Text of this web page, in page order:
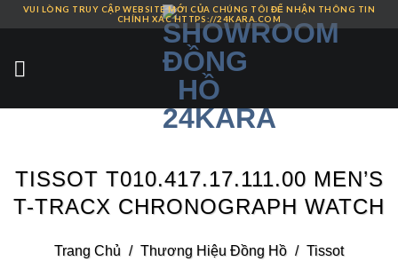
Skip
content
VUI LÒNG TRUY CẬP WEBSITE MỚI CỦA CHÚNG TÔI ĐỂ NHẬN THÔNG TIN
CHÍNH XÁC HTTPS://24KARA.COM
TISSOT T010.417.17.111.00 MEN’S
T-TRACX CHRONOGRAPH WATCH
Trang Chủ / Thương Hiệu Đồng Hồ / Tissot